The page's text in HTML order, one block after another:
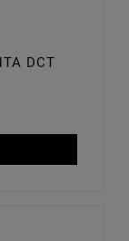
DCT